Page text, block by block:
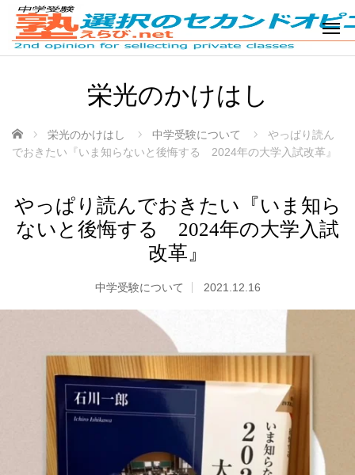
栄光のかけはし
ホーム 栄光のかけはし 中学受験について
やっぱり読ん
でおきたい『いま知らないと後悔する 2024年の大学入試改革』
やっぱり読んでおきたい『いま知ら
ないと後悔する 2024年の大学入試
改革』
中学受験について 2021.12.16